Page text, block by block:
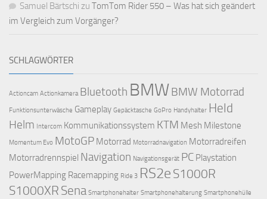
Samuel Bärtschi zu TomTom Rider 550 – Was hat sich geändert
im Vergleich zum Vorgänger?
SCHLAGWÖRTER
Actioncam Actionkamera Bluetooth BMWBMW Motorrad
Funktionsunterwäsche Gameplay Gepäcktasche GoPro Handyhalter Held
Helm Intercom Kommunikationssystem KTM Mesh Milestone
Momentum Evo MotoGP Motorrad Motorradnavigation Motorradreifen
Motorradrennspiel Navigation Navigationsgerät PC Playstation
PowerMapping Racemapping Ride 3 RS2e S1000R
S1000XR Sena Smartphonehalter Smartphonehalterung Smartphonehülle